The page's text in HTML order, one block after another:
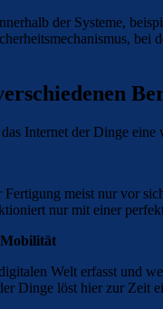
der Systeme,
Internet der Dinge
meist nur vor
nur mit einer
Welt erfasst und
Dinge löst hier zur Zeit